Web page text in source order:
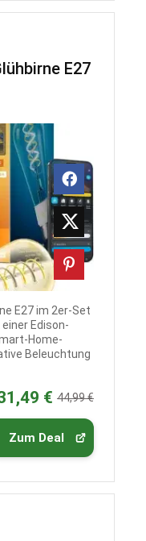
E27
E27 im 2er-Set
Edison-
Home-
Beleuchtung
€ 44,99 €
Zum Deal